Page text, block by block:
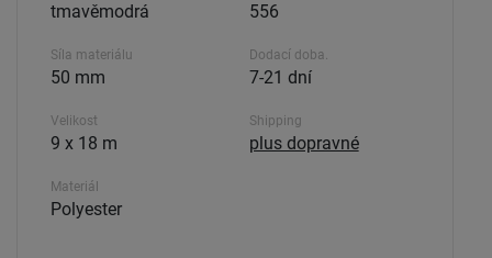
tmavěmodrá
Síla materiálu
50 mm
Velikost
9 x 18 m
Materiál
Polyester
556
Dodací doba.
7-21 dní
Shipping
plus dopravné